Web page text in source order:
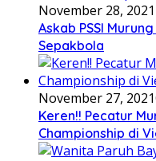
November 28, 2021
Askab PSSI
Sepakbola
November 27, 2021
Keren!! Pecatur
Championship di